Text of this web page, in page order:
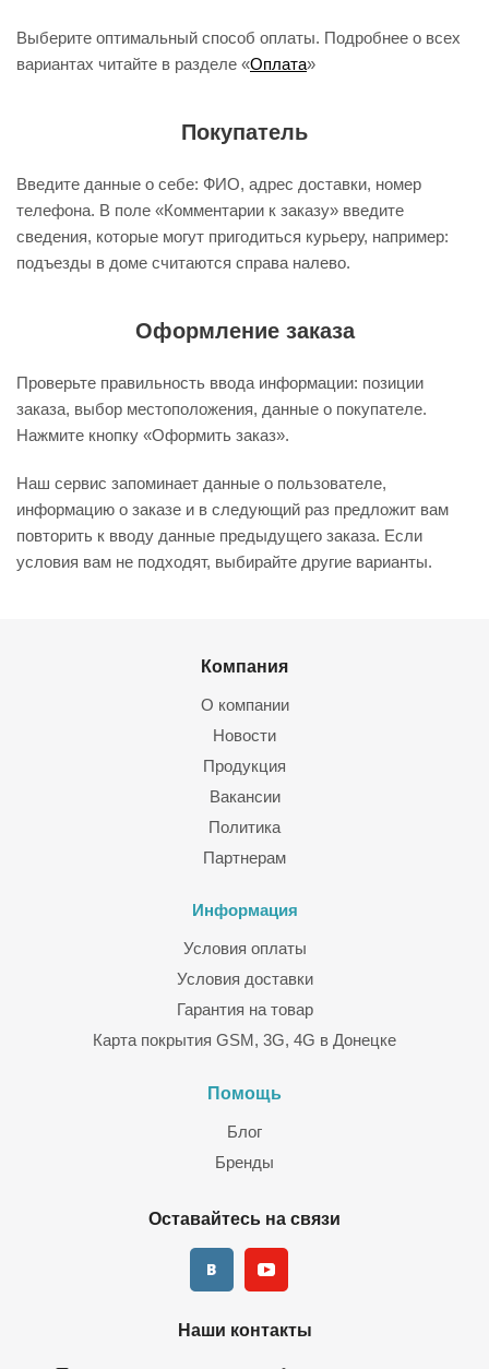
Выберите оптимальный способ оплаты. Подробнее о всех
вариантах читайте в разделе «Оплата»
Покупатель
Введите данные о себе: ФИО, адрес доставки, номер
телефона. В поле «Комментарии к заказу» введите
сведения, которые могут пригодиться курьеру, например:
подъезды в доме считаются справа налево.
Оформление заказа
Проверьте правильность ввода информации: позиции
заказа, выбор местоположения, данные о покупателе.
Нажмите кнопку «Оформить заказ».
Наш сервис запоминает данные о пользователе,
информацию о заказе и в следующий раз предложит вам
повторить к вводу данные предыдущего заказа. Если
условия вам не подходят, выбирайте другие варианты.
Компания
О компании
Новости
Продукция
Вакансии
Политика
Партнерам
Информация
Условия оплаты
Условия доставки
Гарантия на товар
Карта покрытия GSM, 3G, 4G в Донецке
Помощь
Блог
Бренды
Оставайтесь на связи
Наши контакты